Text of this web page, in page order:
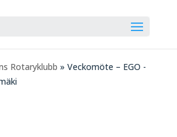
Rotaryklubb » Veckomöte – EGO -